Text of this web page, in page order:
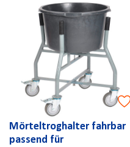
Mörteltroghalter fahrbar
passend für